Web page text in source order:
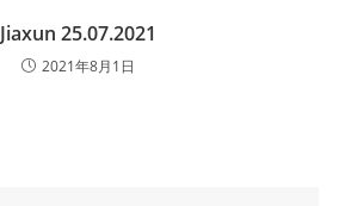
Jiaxun 25.07.2021
2021年8月1日